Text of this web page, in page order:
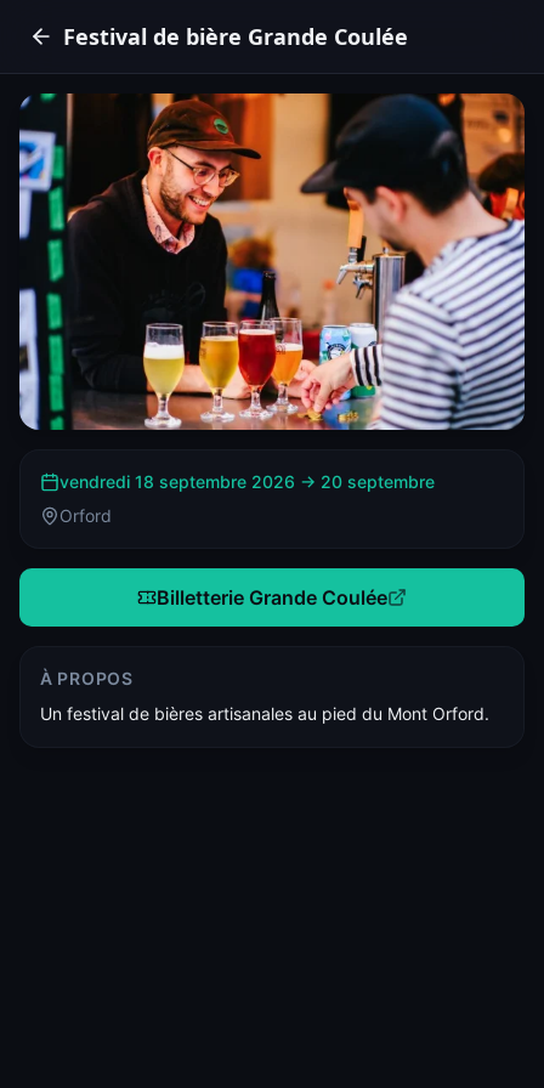
Festival de bière Grande Coulée
vendredi 18 septembre 2026 → 20 septembre
Orford
Billetterie Grande Coulée
À PROPOS
Un festival de bières artisanales au pied du Mont Orford.